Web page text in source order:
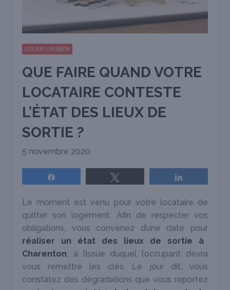
LOUER UN BIEN
QUE FAIRE QUAND VOTRE
LOCATAIRE CONTESTE
L’ÉTAT DES LIEUX DE
SORTIE ?
5 novembre 2020
Le moment est venu pour votre locataire de
quitter son logement. Afin de respecter vos
obligations, vous convenez d’une date pour
réaliser un état des lieux de sortie à
Charenton, à l’issue duquel l’occupant devra
vous remettre les clés. Le jour dit, vous
constatez des dégradations que vous reportez